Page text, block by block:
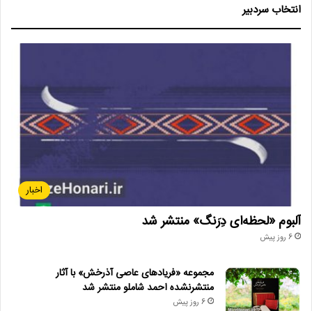
انتخاب سردبیر
اخبار
آلبوم «لحظه‌ای دِرَنگ» منتشر شد
6 روز پیش
مجموعه «فریادهای عاصی آذرخش» با آثار
منتشرنشده احمد شاملو منتشر شد
6 روز پیش